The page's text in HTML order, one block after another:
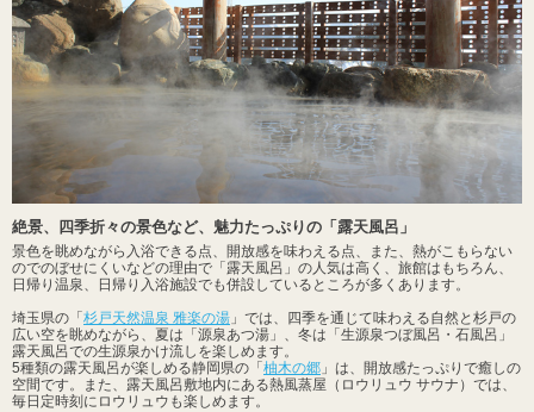
絶景、四季折々の景色など、魅力たっぷりの「露天風呂」
景色を眺めながら入浴できる点、開放感を味わえる点、また、熱がこもらない
のでのぼせにくいなどの理由で「露天風呂」の人気は高く、旅館はもちろん、
日帰り温泉、日帰り入浴施設でも併設しているところが多くあります。
埼玉県の「 杉戸天然温泉 雅楽の湯 」では、四季を通じて味わえる自然と杉戸の
広い空を眺めながら、夏は「源泉あつ湯」、冬は「生源泉つぼ風呂・石風呂」
露天風呂での生源泉かけ流しを楽しめます。
5種類の露天風呂が楽しめる静岡県の「 柚木の郷 」は、開放感たっぷりで癒しの
空間です。また、露天風呂敷地内にある熱風蒸屋（ロウリュウ サウナ）では、
毎日定時刻にロウリュウも楽しめます。